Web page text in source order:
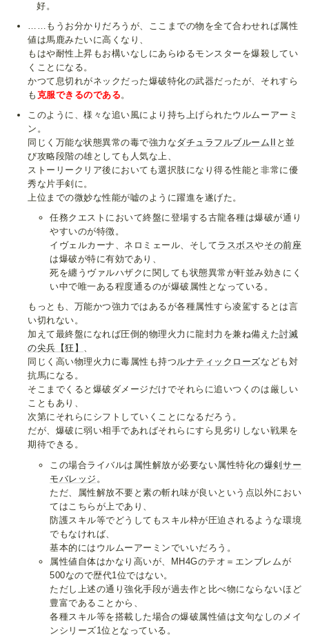
好。
……もうお分かりだろうが、ここまでの物を全て合わせれば属性
値は馬鹿みたいに高くなり、
もはや耐性上昇もお構いなしにあらゆるモンスターを爆殺してい
くことになる。
かつて息切れがネックだった爆破特化の武器だったが、それすら
も 克服できるのである。
このように、様々な追い風により持ち上げられたウルムーアーミ
ン。
同じく万能な状態異常の毒で強力なダチュラフルブルームII
と並
び攻略段階の雄としても人気な上、
ストーリークリア後においても選択肢になり得る性能と非常に優
秀な片手剣に。
上位までの微妙な性能が嘘のように躍進を遂げた。
任務クエストにおいて終盤に登場する古龍各種は爆破が通り
やすいのが特徴。
イヴェルカーナ、ネロミェール、そしてラスボスやその前座
は爆破が特に有効であり、
死を纏うヴァルハザクに関しても状態異常が軒並み効きにく
い中で唯一ある程度通るのが爆破属性となっている。
もっとも、万能かつ強力ではあるが各種属性すら凌駕するとは言
い切れない。
加えて最終盤になれば圧倒的物理火力に龍封力を兼ね備えた討滅
の尖兵【狂】 、
同じく高い物理火力に毒属性も持つルナティックローズなども対
抗馬になる。
そこまでくると爆破ダメージだけでそれらに追いつくのは厳しい
こともあり、
次第にそれらにシフトしていくことになるだろう。
だが、爆破に弱い相手であればそれらにすら見劣りしない戦果を
期待できる。
この場合ライバルは属性解放が必要ない属性特化の爆剣サー
モバレッジ 。
ただ、属性解放不要と素の斬れ味が良いという点以外におい
てはこちらが上であり、
防護スキル等でどうしてもスキル枠が圧迫されるような環境
でもなければ、
基本的にはウルムーアーミンでいいだろう。
属性値自体はかなり高いが、MH4Gのテオ＝エンブレムが
500なので歴代1位ではない。
ただし上述の通り強化手段が過去作と比べ物にならないほど
豊富であることから、
各種スキル等を搭載した場合の爆破属性値は文句なしのメイ
ンシリーズ1位となっている。